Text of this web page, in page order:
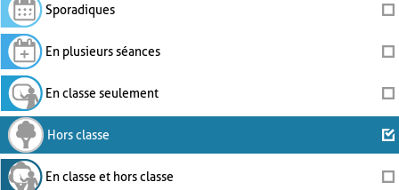
Sporadiques
En plusieurs séances
En classe seulement
Hors classe
En classe et hors classe